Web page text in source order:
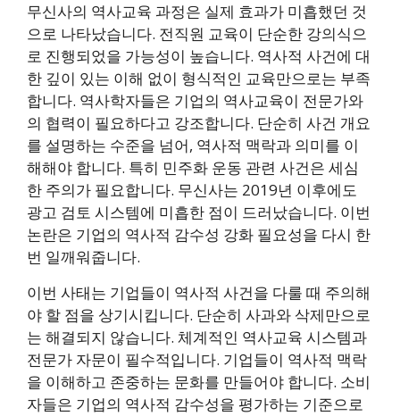
무신사의 역사교육 과정은 실제 효과가 미흡했던 것
으로 나타났습니다. 전직원 교육이 단순한 강의식으
로 진행되었을 가능성이 높습니다. 역사적 사건에 대
한 깊이 있는 이해 없이 형식적인 교육만으로는 부족
합니다. 역사학자들은 기업의 역사교육이 전문가와
의 협력이 필요하다고 강조합니다. 단순히 사건 개요
를 설명하는 수준을 넘어, 역사적 맥락과 의미를 이
해해야 합니다. 특히 민주화 운동 관련 사건은 세심
한 주의가 필요합니다. 무신사는 2019년 이후에도
광고 검토 시스템에 미흡한 점이 드러났습니다. 이번
논란은 기업의 역사적 감수성 강화 필요성을 다시 한
번 일깨워줍니다.
이번 사태는 기업들이 역사적 사건을 다룰 때 주의해
야 할 점을 상기시킵니다. 단순히 사과와 삭제만으로
는 해결되지 않습니다. 체계적인 역사교육 시스템과
전문가 자문이 필수적입니다. 기업들이 역사적 맥락
을 이해하고 존중하는 문화를 만들어야 합니다. 소비
자들은 기업의 역사적 감수성을 평가하는 기준으로